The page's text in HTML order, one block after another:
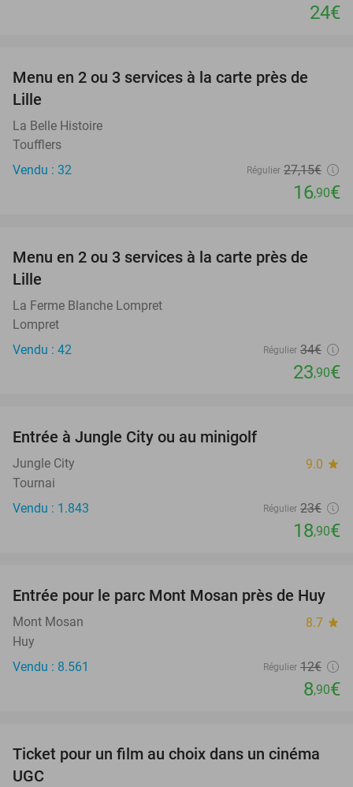
24€
38%
Menu en 2 ou 3 services à la carte près de
Lille
La Belle Histoire
Toufflers
Vendu : 32
Régulier 27,15€
16,90€
30%
Menu en 2 ou 3 services à la carte près de
Lille
La Ferme Blanche Lompret
Lompret
Vendu : 42
Régulier 34€
23,90€
Entrée à Jungle City ou au minigolf
Jungle City 9.0 star
Tournai
Vendu : 1.843
Régulier 23€
18,90€
26%
Entrée pour le parc Mont Mosan près de Huy
Mont Mosan 8.7 star
Huy
Vendu : 8.561
Régulier 12€
8,90€
38%
Ticket pour un film au choix dans un cinéma
UGC